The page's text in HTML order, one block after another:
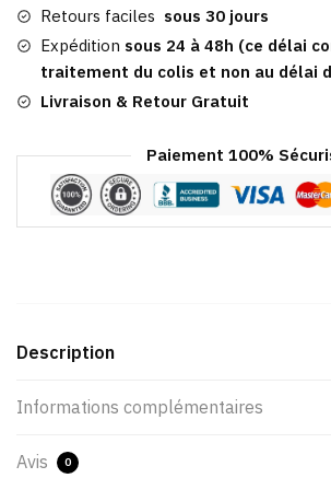
Melstone
Retours faciles sous 30 jours
Expédition sous 24 à 48h (ce délai
traitement du colis et non au délai
Livraison & Retour Gratuit
Paiement 100%
Description
Informations complémentaires
Avis 0